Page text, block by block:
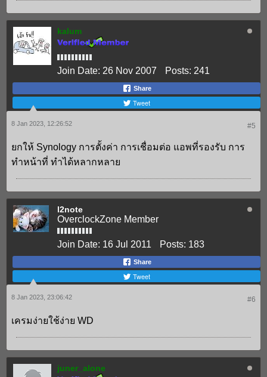
kalum
Join Date: 26 Nov 2007 Posts: 241
Share
Tweet
#5
8 Jan 2023, 12:26:52
ยกให้ Synology การตั้งค่า การเชื่อมต่อ แอพที่รองรับ การ
ทำหน้าที่ ทำได้หลากหลาย
l2note
OverclockZone Member
Join Date: 16 Jul 2011 Posts: 183
Share
Tweet
#6
8 Jan 2023, 23:06:42
เครมง่ายใช้ง่าย WD
juner_alone